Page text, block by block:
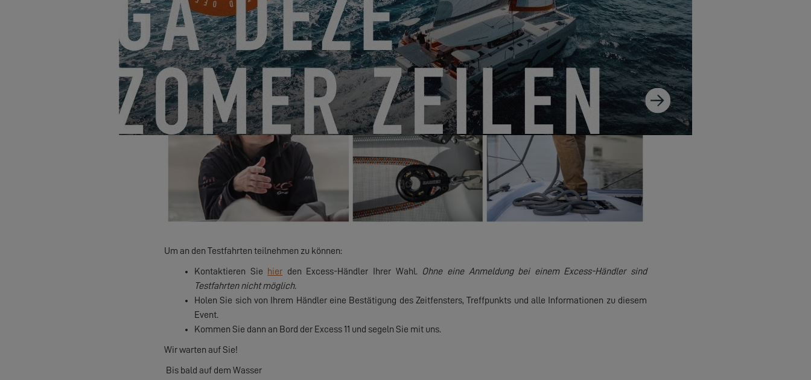
Um an den Testfahrten teilnehmen zu können:
Kontaktieren Sie hier den Excess-Händler Ihrer Wahl.
Ohne eine Anmeldung bei einem Excess-Händler sind
Testfahrten nicht möglich.
Holen Sie sich von Ihrem Händler eine Bestätigung des Zeitfensters, Treffpunkts und alle Informationen zu diesem
Event.
Kommen Sie dann an Bord der Excess 11 und segeln Sie mit uns.
Wir warten auf Sie!
Bis bald auf dem Wasser